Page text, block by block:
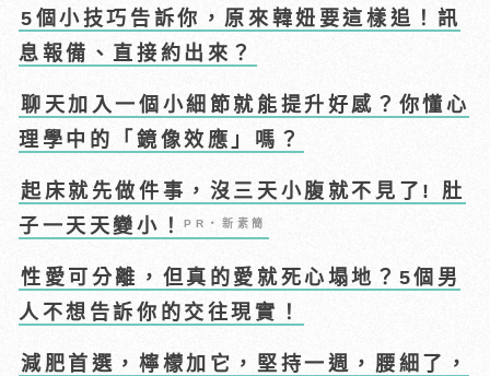
5個小技巧告訴你，原來韓妞要這樣追！訊
息報備、直接約出來？
聊天加入一個小細節就能提升好感？你懂心
理學中的「鏡像效應」嗎？
起床就先做件事，沒三天小腹就不見了! 肚
子一天天變小！PR・新素簡
性愛可分離，但真的愛就死心塌地？5個男
人不想告訴你的交往現實！
減肥首選，檸檬加它，堅持一週，腰細了，